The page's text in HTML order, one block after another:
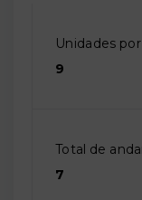
Unidades
9
Total de
7